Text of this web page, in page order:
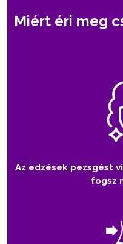
Miért éri meg
Az edzések pezsgést
fogsz